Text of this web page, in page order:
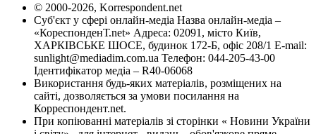
© 2000-2026, Korrespondent.net
Суб'єкт у сфері онлайн-медіа Назва онлайн-медіа –
«КореспонденТ.net» Адреса: 02091, місто Київ,
ХАРКІВСЬКЕ ШОСЕ, будинок 172-Б, офіс 208/1 E-mail:
sunlight@mediadim.com.ua Телефон: 044-205-43-00
Ідентифікатор медіа – R40-06068
Використання будь-яких матеріалів, розміщених на
сайті, дозволяється за умови посилання на
Корреспондент.net.
При копіюванні матеріалів зі сторінки « Новини України